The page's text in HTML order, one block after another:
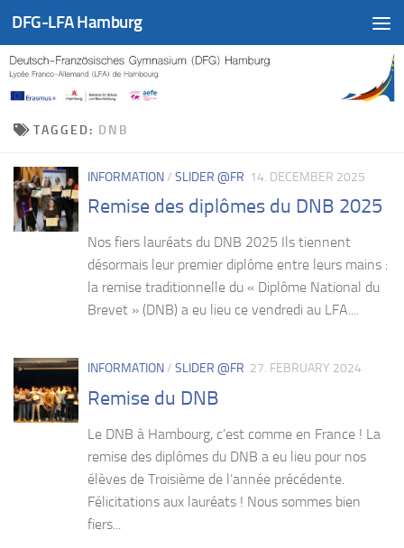
Skip to content
DFG-LFA Hamburg
TAGGED: DNB
INFORMATION/ SLIDER @FR 14. DECEMBER 2025
Remise des diplômes du DNB 2025
Nos fiers lauréats du DNB 2025 Ils tiennent
désormais leur premier diplôme entre leurs mains :
la remise traditionnelle du « Diplôme National du
Brevet » (DNB) a eu lieu ce vendredi au LFA....
INFORMATION/ SLIDER @FR 27. FEBRUARY 2024
Remise du DNB
Le DNB à Hambourg, c’est comme en France ! La
remise des diplômes du DNB a eu lieu pour nos
élèves de Troisième de l’année précédente.
Félicitations aux lauréats ! Nous sommes bien
fiers...